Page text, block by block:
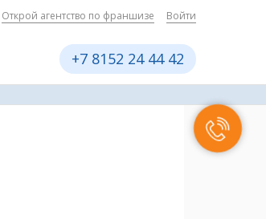
Открой агентство по франшизе Войти
+7 8152 24 44 42